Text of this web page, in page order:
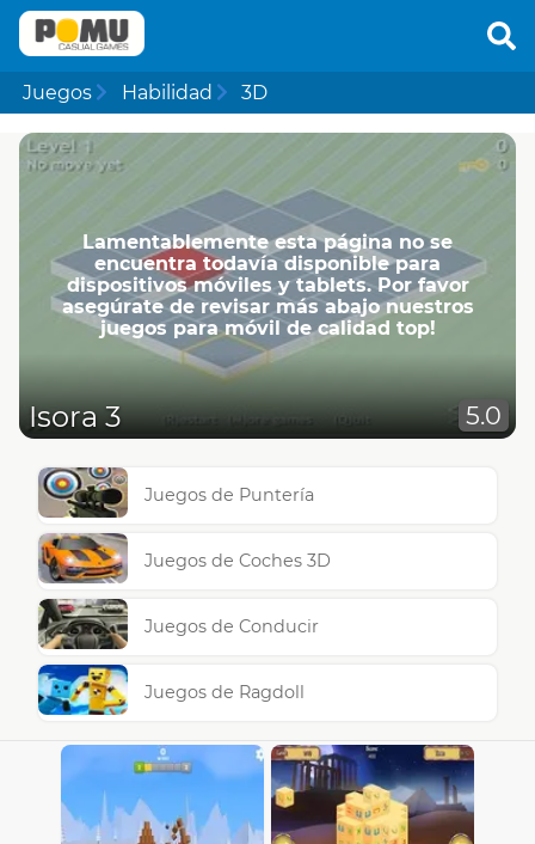
Juegos Habilidad 3D
Lamentablemente esta página no se
encuentra todavía disponible para
dispositivos móviles y tablets. Por favor
asegúrate de revisar más abajo nuestros
juegos para móvil de calidad top!
Isora 3 5.0
Juegos de Puntería
Juegos de Coches 3D
Juegos de Conducir
Juegos de Ragdoll